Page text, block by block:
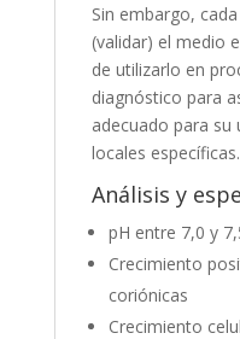
Sin embargo,
(validar) el medio
de utilizarlo en
diagnóstico para
adecuado para su
locales específicas.
Análisis y
pH entre 7,0 y
Crecimiento
coriónicas
Crecimiento